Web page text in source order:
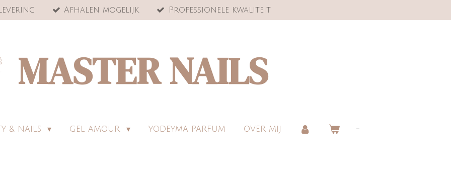
Afhalen mogelijk Professionele kwaliteit
MASTER NAILS
& NAILS GEL AMOUR YODEYMA PARFUM OVER MIJ